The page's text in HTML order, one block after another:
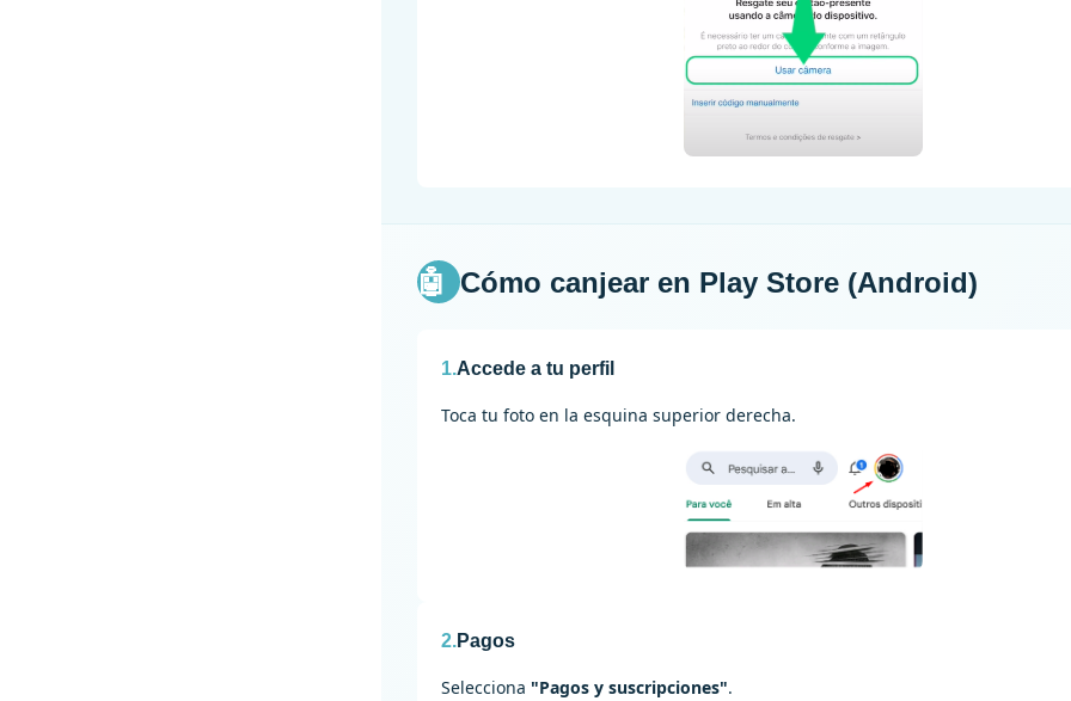
🤖 Cómo canjear en Play Store (Android)
1.Accede a tu perfil
Toca tu foto en la esquina superior derecha.
2.Pagos
Selecciona "Pagos y suscripciones".